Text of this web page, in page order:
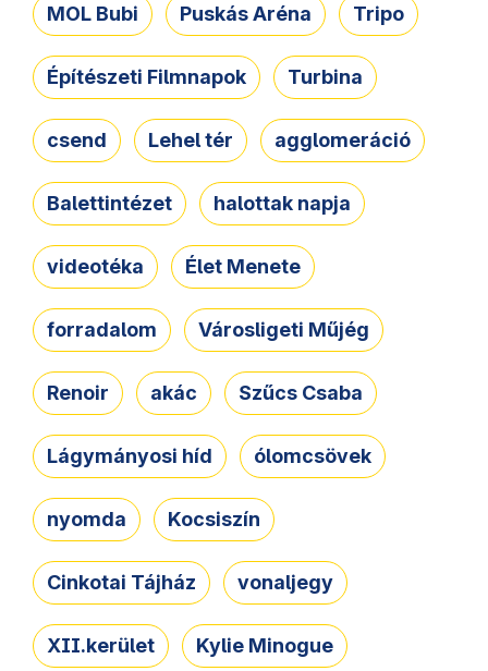
MOL Bubi Puskás Aréna Tripo
Építészeti Filmnapok Turbina
csend Lehel tér agglomeráció
Balettintézet halottak napja
videotéka Élet Menete
forradalom Városligeti Műjég
Renoir akác Szűcs Csaba
Lágymányosi híd ólomcsövek
nyomda Kocsiszín
Cinkotai Tájház vonaljegy
XII.kerület Kylie Minogue